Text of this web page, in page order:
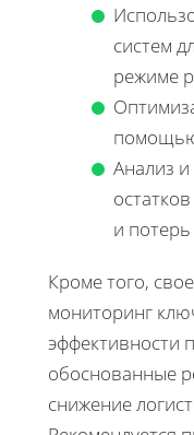
систем
режиме
Анализ и
и потерь
Кроме того,
мониторинг
эффективности
обоснованные
снижение